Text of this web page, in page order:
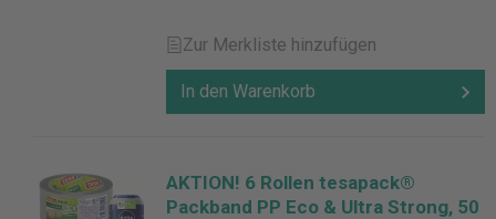
Zur Merkliste hinzufügen
In den Warenkorb
AKTION! 6 Rollen tesapack®
Packband PP Eco & Ultra Strong, 50